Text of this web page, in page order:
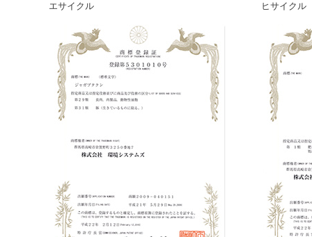
エサイクル ヒサイクル